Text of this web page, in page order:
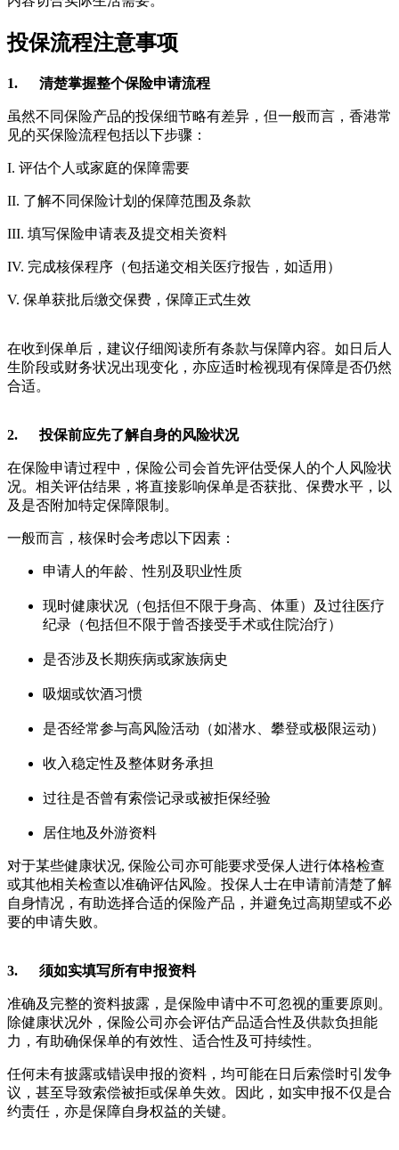
投保流程注意事项
1. 清楚掌握整个保险申请流程
虽然不同保险产品的投保细节略有差异，但一般而言，香港常
见的买保险流程包括以下步骤：
I. 评估个人或家庭的保障需要
II. 了解不同保险计划的保障范围及条款
III. 填写保险申请表及提交相关资料
IV. 完成核保程序（包括递交相关医疗报告，如适用）
V. 保单获批后缴交保费，保障正式生效
在收到保单后，建议仔细阅读所有条款与保障内容。如日后人
生阶段或财务状况出现变化，亦应适时检视现有保障是否仍然
合适。
2. 投保前应先了解自身的风险状况
在保险申请过程中，保险公司会首先评估受保人的个人风险状
况。相关评估结果，将直接影响保单是否获批、保费水平，以
及是否附加特定保障限制。
一般而言，核保时会考虑以下因素：
申请人的年龄、性别及职业性质
现时健康状况（包括但不限于身高、体重）及过往医疗
纪录（包括但不限于曾否接受手术或住院治疗）
是否涉及长期疾病或家族病史
吸烟或饮酒习惯
是否经常参与高风险活动（如潜水、攀登或极限运动）
收入稳定性及整体财务承担
过往是否曾有索偿记录或被拒保经验
居住地及外游资料
对于某些健康状况, 保险公司亦可能要求受保人进行体格检查
或其他相关检查以准确评估风险。投保人士在申请前清楚了解
自身情况，有助选择合适的保险产品，并避免过高期望或不必
要的申请失败。
3. 须如实填写所有申报资料
准确及完整的资料披露，是保险申请中不可忽视的重要原则。
除健康状况外，保险公司亦会评估产品适合性及供款负担能
力，有助确保保单的有效性、适合性及可持续性。
任何未有披露或错误申报的资料，均可能在日后索偿时引发争
议，甚至导致索偿被拒或保单失效。因此，如实申报不仅是合
约责任，亦是保障自身权益的关键。